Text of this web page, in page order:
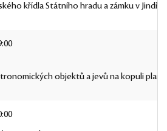
křídla Státního hradu a zámku v
objektů a jevů na kopuli